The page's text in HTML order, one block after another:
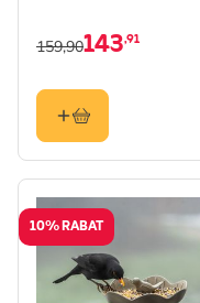
143,91
159,90
10% RABAT